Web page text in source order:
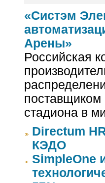
«Систэм
Арены»
Российская
поставщиком
стадиона в
Directum
КЭДО
SimpleOne